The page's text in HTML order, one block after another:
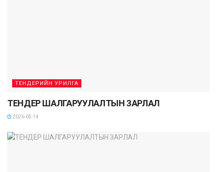
ТЕНДЕРИЙН УРИЛГА
ТЕНДЕР ШАЛГАРУУЛАЛТЫН ЗАРЛАЛ
2026-05-14